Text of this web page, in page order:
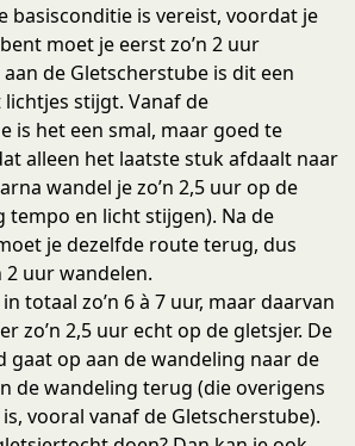
basisconditie is vereist, voordat je
moet je eerst zo’n 2 uur
de Gletscherstube is dit een
stijgt. Vanaf de
is het een smal, maar goed te
alleen het laatste stuk afdaalt naar
wandel je zo’n 2,5 uur op de
tempo en licht stijgen). Na de
je dezelfde route terug, dus
2 uur wandelen.
totaal zo’n 6 à 7 uur, maar daarvan
zo’n 2,5 uur echt op de gletsjer. De
gaat op aan de wandeling naar de
de wandeling terug (die overigens
vooral vanaf de Gletscherstube).